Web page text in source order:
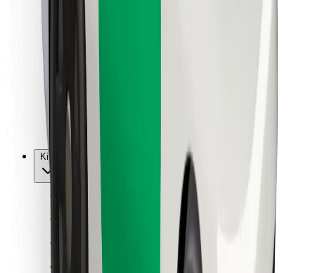
Kurjeriams
„Bolt Food“
Automobilių nuomos įmonių savininkams
Restoranams
„Bolt for Business“
Kita
Paslaugų teikėjai
Saugumas